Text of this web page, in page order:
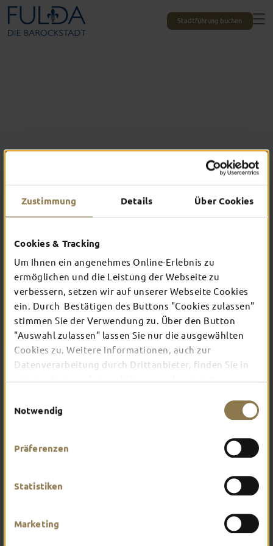
Zustimmung Details Über Cookies
Cookies & Tracking
Um Ihnen ein angenehmes Online-Erlebnis zu
ermöglichen und die Leistung der Webseite zu
verbessern, setzen wir auf unserer Webseite Cookies
ein. Durch Bestätigen des Buttons "Cookies zulassen"
stimmen Sie der Verwendung zu. Über den Button
"Auswahl zulassen" lassen Sie nur die ausgewählten
Cookies zu. Weitere Informationen, auch zur
Datenverarbeitung durch Drittanbieter, finden Sie in
Notwendig
Präferenzen
Statistiken
Marketing
Stadtführung buchen
Das erlebst du nur in Fulda
TOP-EVENTS
In Fulda ist irgendwo immer etwas los: Ob
Konzert, Musical, Erlebnis-Stadtführung oder
Theater – entdecke hier aktuelle Veranstaltungen
und Highlights in und um Fulda.